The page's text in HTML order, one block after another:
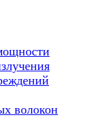
волокон